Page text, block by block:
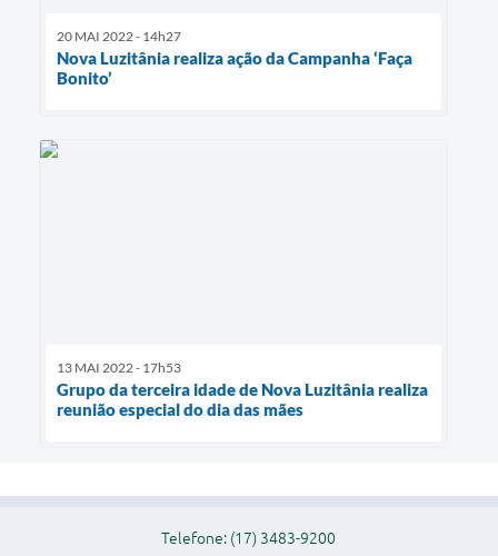
20 MAI 2022 - 14h27
Nova Luzitânia realiza ação da Campanha ‘Faça
Bonito’
13 MAI 2022 - 17h53
Grupo da terceira idade de Nova Luzitânia realiza
reunião especial do dia das mães
Telefone: (17) 3483-9200